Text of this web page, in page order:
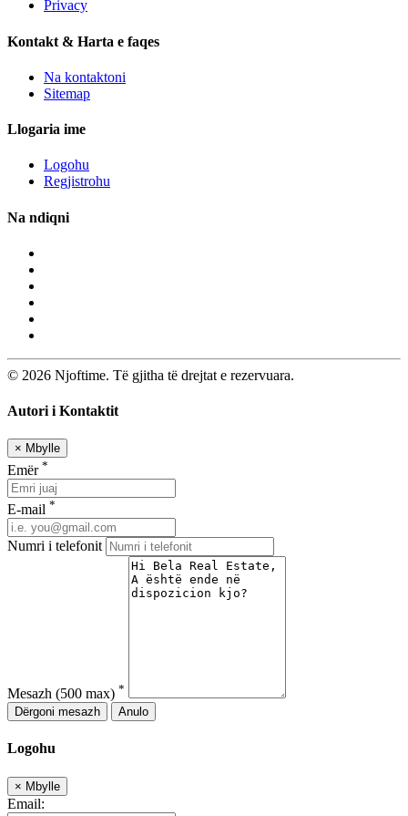
Privacy
Kontakt & Harta e faqes
Na kontaktoni
Sitemap
Llogaria ime
Logohu
Regjistrohu
Na ndiqni
© 2026 Njoftime. Të gjitha të drejtat e rezervuara.
Autori i Kontaktit
× Mbylle
Emër *
E-mail *
Numri i telefonit
Mesazh (500 max) *
Dërgoni mesazh
Anulo
Logohu
× Mbylle
Email: